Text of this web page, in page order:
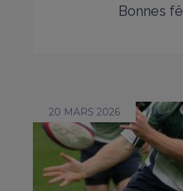
Bonnes
20 MARS 2026